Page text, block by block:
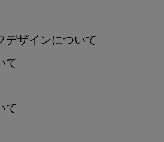
デザインについて
て
て